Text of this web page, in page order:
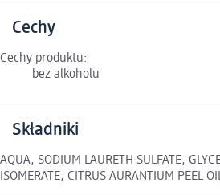
Cechy
Cechy produktu:
bez alkoholu
Składniki
AQUA, SODIUM LAURETH SULFATE,
ISOMERATE, CITRUS AURANTIUM PEEL